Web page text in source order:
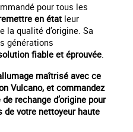
pour tous les
en état leur
la qualité d’origine. Sa
générations
fiable et éprouvée.
maîtrisé avec ce
Vulcano, et commandez
rechange d’origine pour
votre nettoyeur haute